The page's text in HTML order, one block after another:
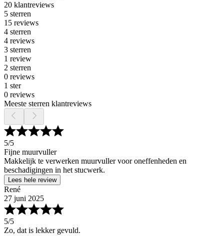
20 klantreviews
5 sterren
15 reviews
4 sterren
4 reviews
3 sterren
1 review
2 sterren
0 reviews
1 ster
0 reviews
Meeste sterren klantreviews
5/5
Fijne muurvuller
Makkelijk te verwerken muurvuller voor oneffenheden en
beschadigingen in het stucwerk.
Lees hele review
René
27 juni 2025
5/5
Zo, dat is lekker gevuld.